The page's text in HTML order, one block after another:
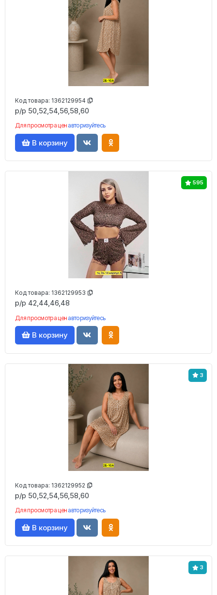
Код товара: 1362129954
р/р 50,52,54,56,58,60
Для просмотра цен авторизуйтесь
В корзину
595
Код товара: 1362129953
р/р 42,44,46,48
Для просмотра цен авторизуйтесь
В корзину
3
Код товара: 1362129952
р/р 50,52,54,56,58,60
Для просмотра цен авторизуйтесь
В корзину
3